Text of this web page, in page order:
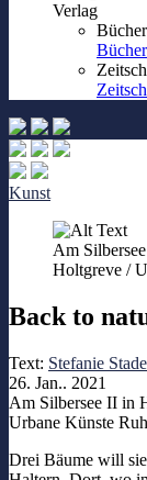
Verlag
Bücher
Bücher
Kunst
Am
Holtgreve /
Back to
Text: Stefanie
26. Jan.. 2021
Am Silbersee II in
Urbane Künste
Drei Bäume will sie